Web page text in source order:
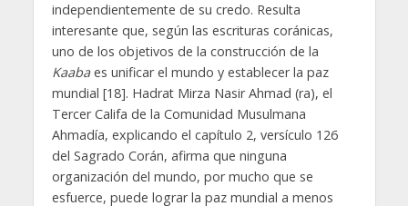
independientemente de su credo. Resulta
interesante que, según las escrituras coránicas,
uno de los objetivos de la construcción de la
Kaabaes unificar el mundo y establecer la paz
mundial [18]. Hadrat Mirza Nasir Ahmad (ra), el
Tercer Califa de la Comunidad Musulmana
Ahmadía, explicando el capítulo 2, versículo 126
del Sagrado Corán, afirma que ninguna
organización del mundo, por mucho que se
esfuerce, puede lograr la paz mundial a menos